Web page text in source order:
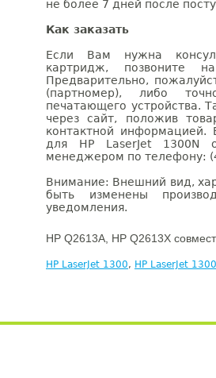
не более 7 дней после
Как заказать
Если Вам нужна
картридж, позвоните
Предварительно,
(партномер), либо
печатающего устройства.
через сайт, положив
контактной информацией.
для HP LaserJet 1300N
менеджером по телефону:
Внимание: Внешний вид,
быть изменены
уведомления.
HP Q2613A, HP Q2613X
HP LaserJet 1300, HP LaserJet